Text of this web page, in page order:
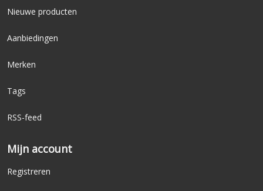
Nieuwe producten
Aanbiedingen
Merken
Tags
RSS-feed
Mijn account
Registreren